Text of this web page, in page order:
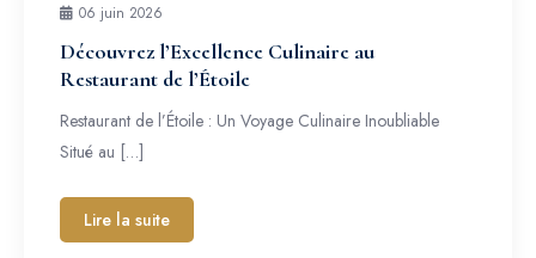
06 juin 2026
Découvrez l’Excellence Culinaire au
Restaurant de l’Étoile
Restaurant de l’Étoile : Un Voyage Culinaire Inoubliable
Situé au […]
Lire la suite